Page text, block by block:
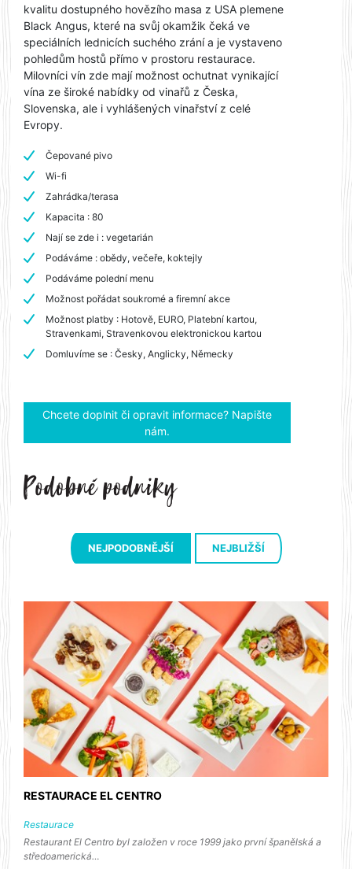
kvalitu dostupného hovězího masa z USA plemene
Black Angus, které na svůj okamžik čeká ve
speciálních lednicích suchého zrání a je vystaveno
pohledům hostů přímo v prostoru restaurace.
Milovníci vín zde mají možnost ochutnat vynikající
vína ze široké nabídky od vinařů z Česka,
Slovenska, ale i vyhlášených vinařství z celé
Evropy.
Čepované pivo
Wi-fi
Zahrádka/terasa
Kapacita : 80
Nají se zde i : vegetarián
Podáváme : obědy, večeře, koktejly
Podáváme polední menu
Možnost pořádat soukromé a firemní akce
Možnost platby : Hotově, EURO, Platební kartou,
Stravenkami, Stravenkovou elektronickou kartou
Domluvíme se : Česky, Anglicky, Německy
Chcete doplnit či opravit informace? Napište
nám.
NEJPODOBNĚJŠÍ NEJBLIŽŠÍ
RESTAURACE EL CENTRO
Restaurace
Restaurant El Centro byl založen v roce 1999 jako první španělská a
středoamerická…